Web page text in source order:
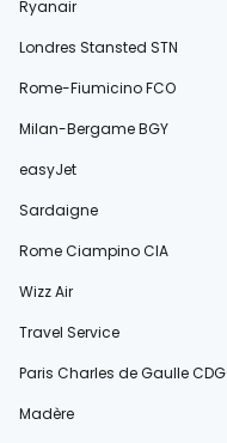
Ryanair
Londres Stansted STN
Rome-Fiumicino FCO
Milan-Bergame BGY
easyJet
Sardaigne
Rome Ciampino CIA
Wizz Air
Travel Service
Paris Charles de Gaulle CDG
Madère